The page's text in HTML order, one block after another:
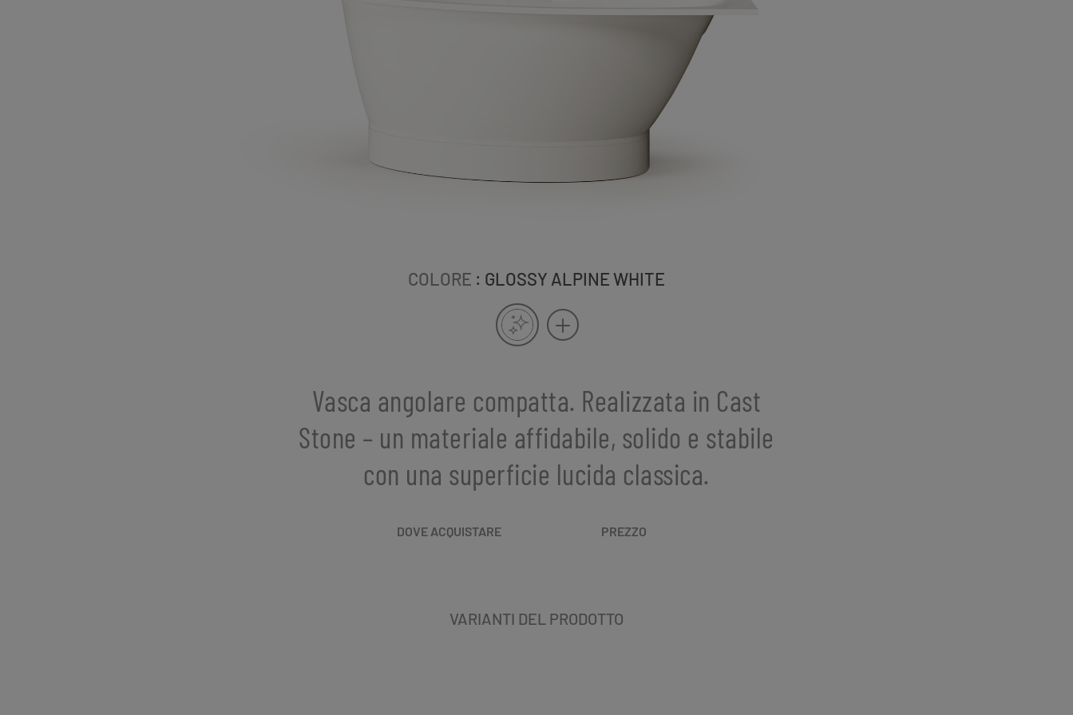
COLORE : GLOSSY ALPINE WHITE
Vasca angolare compatta. Realizzata in Cast
Stone – un materiale affidabile, solido e stabile
con una superficie lucida classica.
DOVE ACQUISTARE PREZZO
VARIANTI DEL PRODOTTO